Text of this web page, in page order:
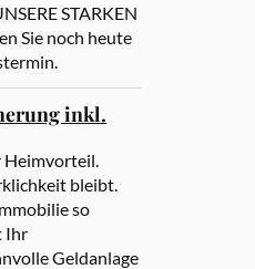
STARKEN
Sie noch heute
inkl.
Heimvorteil.
bleibt.
so
Ihr
Geldanlage